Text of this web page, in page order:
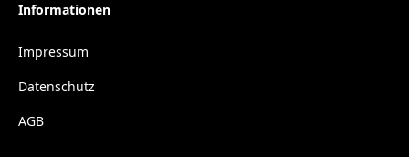
Informationen
Impressum
Datenschutz
AGB